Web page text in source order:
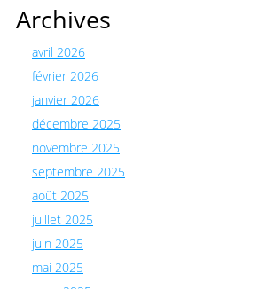
Archives
avril 2026
février 2026
janvier 2026
décembre 2025
novembre 2025
septembre 2025
août 2025
juillet 2025
juin 2025
mai 2025